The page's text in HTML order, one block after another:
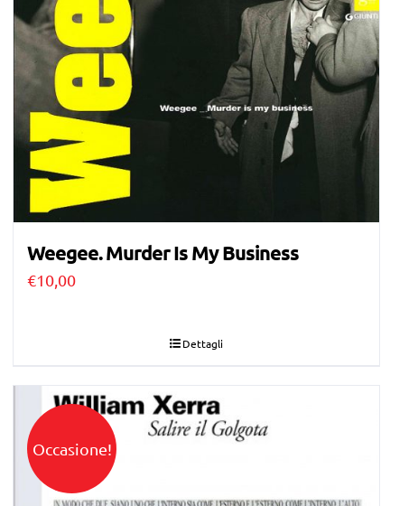
Weegee. Murder Is My Business
€10,00
Dettagli
Occasione!